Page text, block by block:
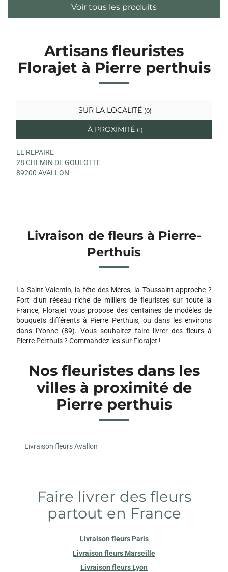
Voir tous les produits
Artisans fleuristes
Florajet à Pierre perthuis
SUR LA LOCALITÉ (0)
À PROXIMITÉ (1)
LE REPAIRE
28 CHEMIN DE GOULOTTE
89200 AVALLON
Livraison de fleurs à Pierre-
Perthuis
La Saint-Valentin, la fête des Mères, la Toussaint approche ?
Fort d’un réseau riche de milliers de fleuristes sur toute la
France, Florajet vous propose des centaines de modèles de
bouquets différents à Pierre Perthuis, ou dans les environs
dans l'Yonne (89). Vous souhaitez faire livrer des fleurs à
Pierre Perthuis ? Commandez-les sur Florajet !
Nos fleuristes dans les
villes à proximité de
Pierre perthuis
Livraison fleurs Avallon
Faire livrer des fleurs
partout en France
Livraison fleurs Paris
Livraison fleurs Marseille
Livraison fleurs Lyon